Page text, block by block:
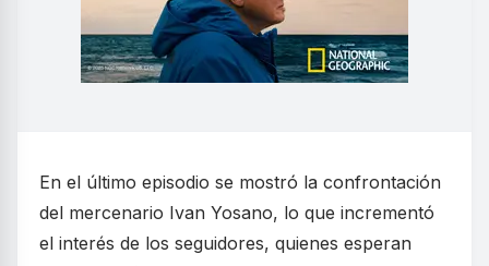
En el último episodio se mostró la confrontación
del mercenario Ivan Yosano, lo que incrementó
el interés de los seguidores, quienes esperan